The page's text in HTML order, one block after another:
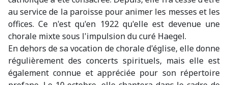
au service de la paroisse pour animer les messes et les
offices. Ce n'est qu'en 1922 qu'elle est devenue une
chorale mixte sous l'impulsion du curé Haegel.
En dehors de sa vocation de chorale d'église, elle donne
régulièrement des concerts spirituels, mais elle est
également connue et appréciée pour son répertoire